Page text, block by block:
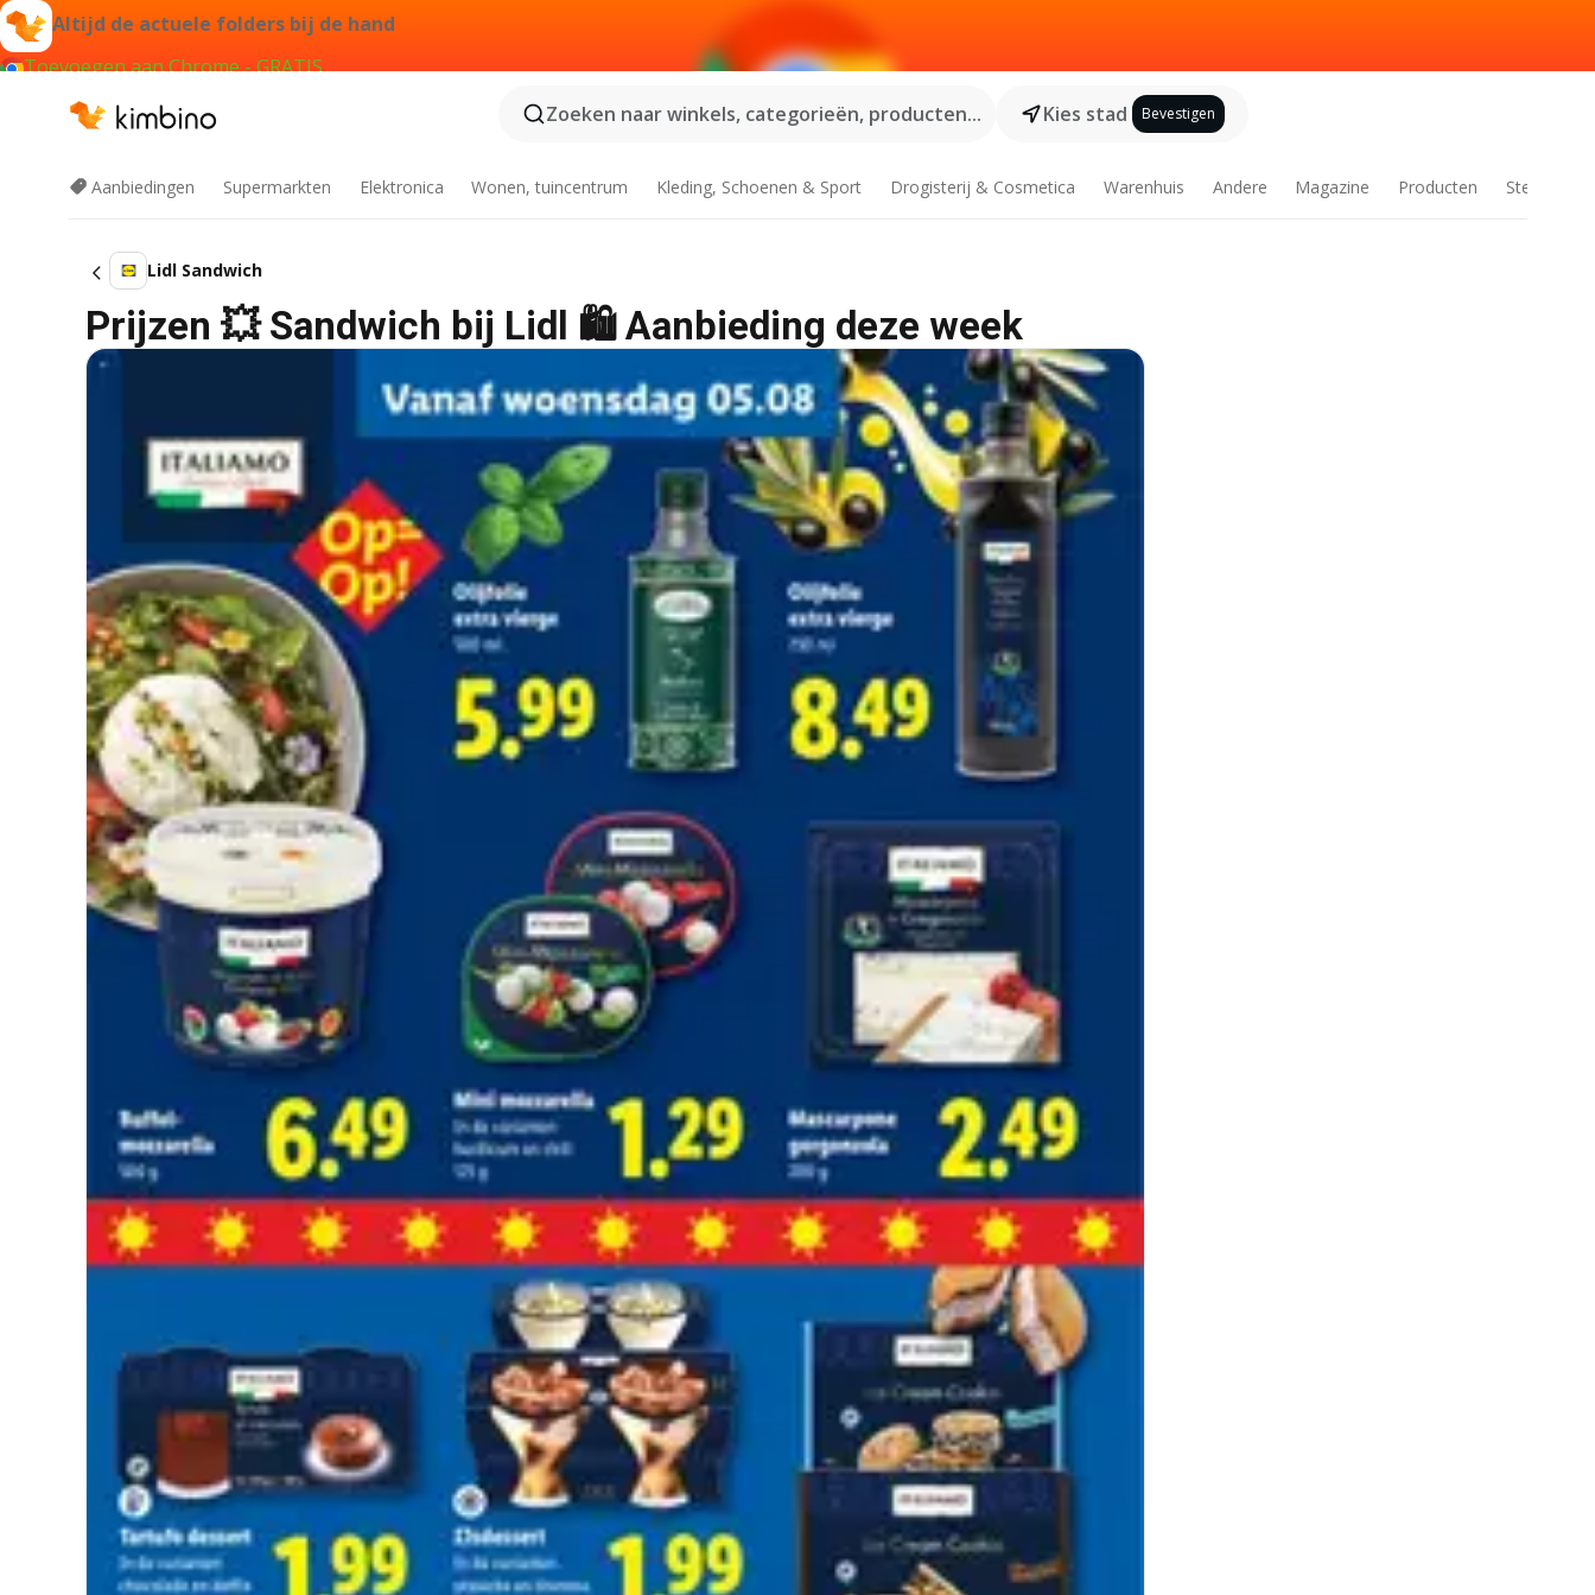
Altijd de actuele folders bij de hand
Toevoegen aan Chrome - GRATIS
Zoeken naar winkels, categorieën, producten...
Kies stad Bevestigen
Aanbiedingen Supermarkten Elektronica Wonen, tuincentrum Kleding, Schoenen & Sport Drogisterij & Cosmetica Warenhuis Andere Magazine Producten Steden
Lidl Sandwich
Prijzen 💥 Sandwich bij Lidl 🛍️ Aanbieding deze week